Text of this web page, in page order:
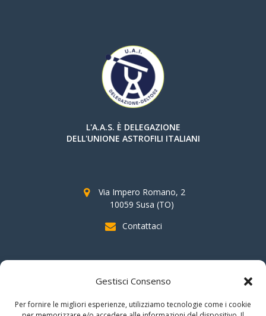
Gestisci Consenso
Per fornire le migliori esperienze, utilizziamo tecnologie come i cookie
L'A.A.S. È DELEGAZIONE
DELL'UNIONE ASTROFILI ITALIANI
Via Impero Romano, 2
10059 Susa (TO)
Contattaci
SOSTIENI AAS
indicando il
C.F. 96020930010
nella dichiarazione dei redditi e
firmando per la destinazione del"cinque per mille".